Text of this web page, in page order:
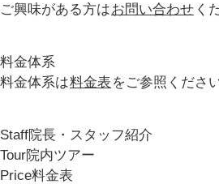
ご興味がある方はお問い合わせ く
料金体系
料金体系は料金表 をご参照ください
Staff院長・スタッフ紹介
Tour院内ツアー
Price料金表